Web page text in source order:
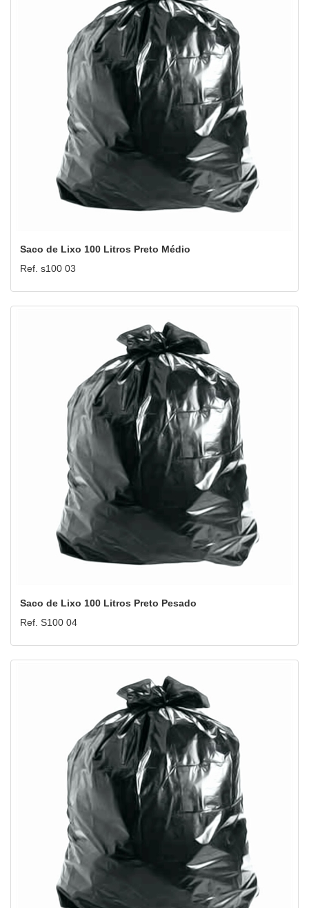
Saco de Lixo 100 Litros Preto Médio
Ref. s100 03
Saco de Lixo 100 Litros Preto Pesado
Ref. S100 04